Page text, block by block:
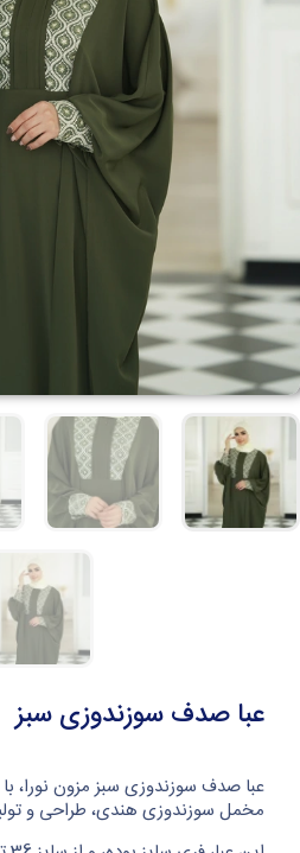
عبا صدف سوزندوزی سبز
عبا صدف سوزندوزی سبز مزون نورا، با
مخمل سوزندوزی هندی، طراحی و